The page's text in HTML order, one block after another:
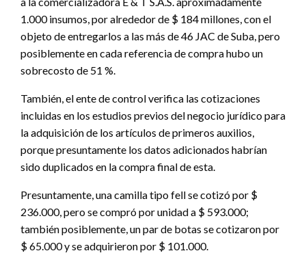
1.000 insumos, por alrededor de $ 184 millones, con el
objeto de entregarlos a las más de 46 JAC de Suba, pero
posiblemente en cada referencia de compra hubo un
sobrecosto de 51 %.
También, el ente de control verifica las cotizaciones
incluidas en los estudios previos del negocio jurídico para
la adquisición de los artículos de primeros auxilios,
porque presuntamente los datos adicionados habrían
sido duplicados en la compra final de esta.
Presuntamente, una camilla tipo fell se cotizó por $
236.000, pero se compró por unidad a $ 593.000;
también posiblemente, un par de botas se cotizaron por
$ 65.000 y se adquirieron por $ 101.000.